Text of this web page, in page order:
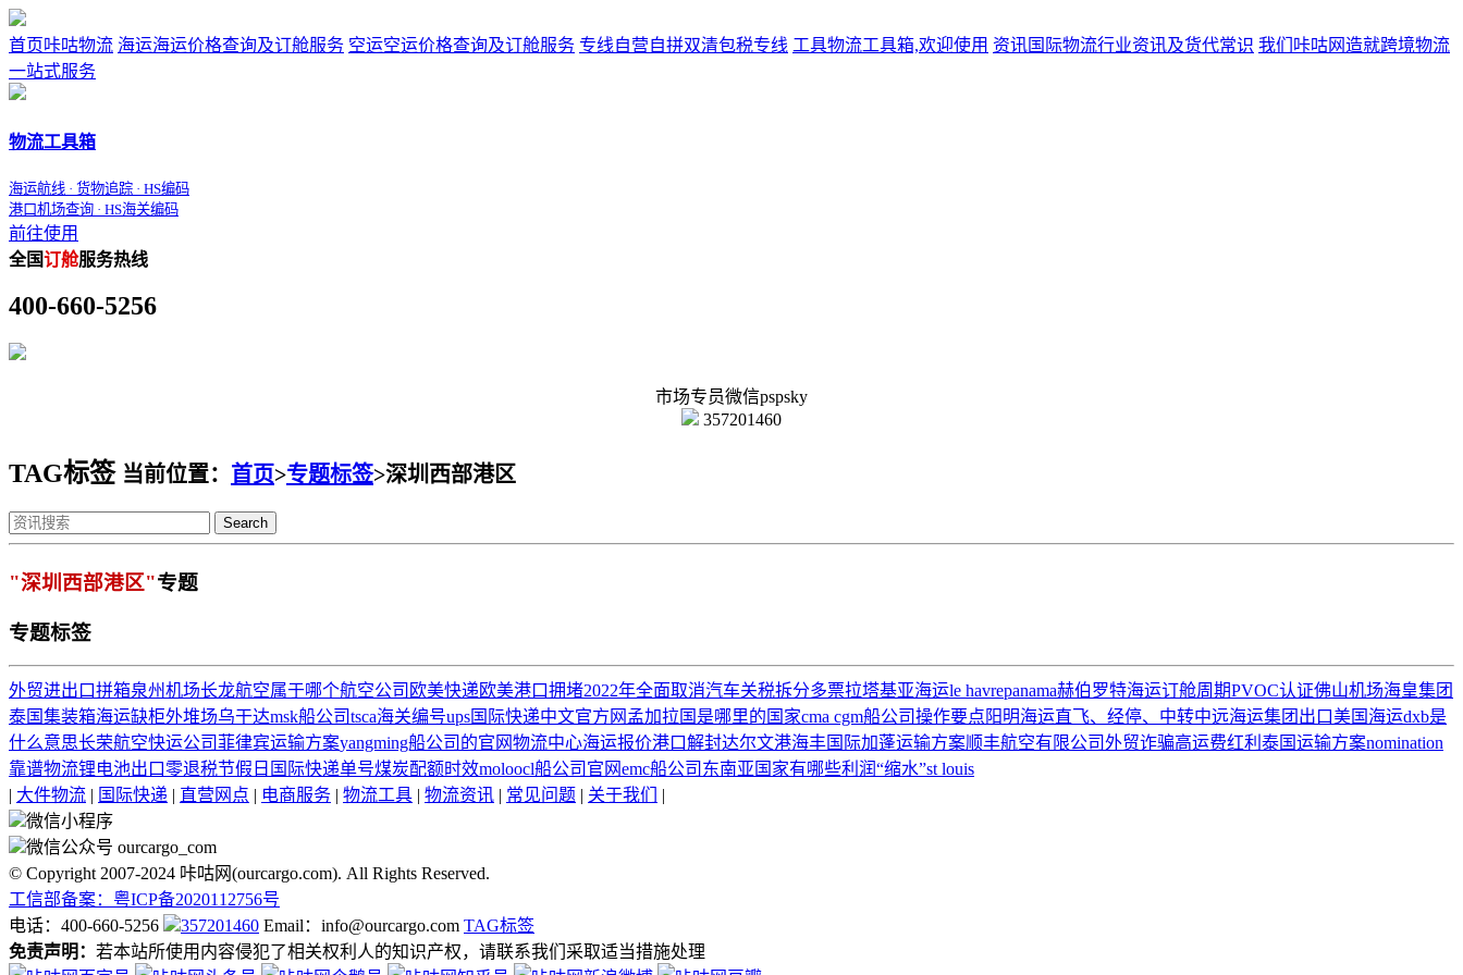
首页咔咕物流 海运海运价格查询及订舱服务 空运空运价格查询及订舱服务 专线自营自拼双清包税专线 工具物流工具箱,欢迎使用 资讯国际物流行业资讯及货代常识 我们 咔咕网造就跨境物流
一站式服务
物流工具箱
海运航线 · 货物追踪 · HS编码
港口机场查询 · HS海关编码
前往使用
全国订舱服务热线
400-660-5256
市场专员微信pspsky
357201460
TAG标签 当前位置： 首页>专题标签>深圳西部港区
Search
"深圳西部港区"专题
专题标签
外贸进出口拼箱泉州机场长龙航空属于哪个航空公司 欧美快递欧美港口拥堵2022年全面取消汽车关税拆分多票拉塔基亚海运le havrepanama赫伯罗特海运订舱周期PVOC认证佛山机场海皇集团
泰国集装箱海运缺柜外堆场乌干达msk船公司tsca海关编号ups国际快递中文官方网 孟加拉国是哪里的国家cma cgm船公司操作要点 阳明海运直飞、经停、中转中远海运集团 出口美国海运dxb是
什么意思长荣航空快运公司菲律宾运输方案yangming船公司的官网物流中心海运报价港口解封达尔文港海丰国际加蓬运输方案顺丰航空有限公司外贸诈骗高运费红利 泰国运输方案nomination
靠谱物流锂电池出口零退税节假日 国际快递单号煤炭配额时效moloocl船公司官网emc船公司 东南亚国家有哪些利润“缩水”st louis
| 大件物流 | 国际快递 | 直营网点 | 电商服务 | 物流工具 | 物流资讯 | 常见问题 | 关于我们
|
微信小程序
微信公众号 ourcargo_com
© Copyright 2007-2024 咔咕网(ourcargo.com). All Rights Reserved.
工信部备案：粤ICP备2020112756号
电话：400-660-5256
357201460 Email：info@ourcargo.com TAG标签
免责声明： 若本站所使用内容侵犯了相关权利人的知识产权，请联系我们采取适当措施处理